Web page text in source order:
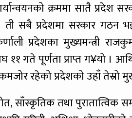
क्रममा सातै प्रदेश
सबै प्रदेशमा सरकार गठन
प्रदेशका मुख्यमन्त्री
११ गते पूर्णता प्राप्त ग¥यो ।
रहेको प्रदेशको उहाँ तेस्रो
साँस्कृतिक तथा पुरातात्विक